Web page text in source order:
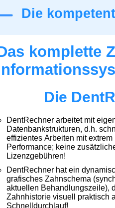
Die
komplette
Die
DentRechner arbeitet mit
Datenbankstrukturen, d.h.
effizientes Arbeiten mit extrem
Performance; keine
Lizenzgebühren!
DentRechner hat ein
grafisches Zahnschema
aktuellen Behandlungszeile),
Zahnhistorie visuell praktisch
Schnelldurchlauf!